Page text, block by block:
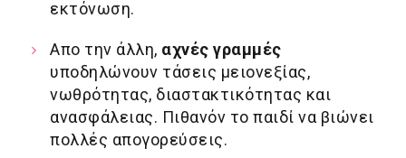
εκτόνωση.
Απο την άλλη, αχνές γραμμές
υποδηλώνουν τάσεις μειονεξίας,
νωθρότητας, διαστακτικότητας και
ανασφάλειας. Πιθανόν το παιδί να βιώνει
πολλές απογορεύσεις.